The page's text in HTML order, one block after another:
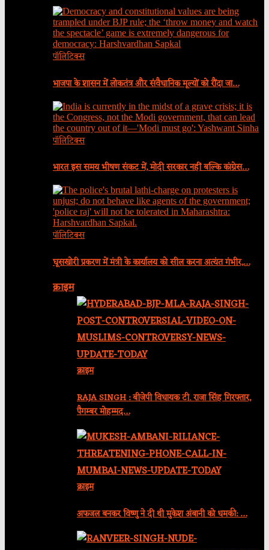
पॉलिटिक्स
भाजपा के शासन में लोकतंत्र और संवैधानिक मूल्यों को रौंदा जा…
पॉलिटिक्स
भारत इस समय भीषण संकट में, मोदी सरकार नहीं बल्कि कांग्रेस…
पॉलिटिक्स
घूसखोरी प्रकरण में मंत्री के कार्यालय को सील करना अत्यंत गंभीर,…
क्राइम
क्राइम
RAJA SINGH : बीजेपी विधायक टी. राजा सिंह गिरफ्तार,
पैगम्बर मोहम्मद…
क्राइम
अफजल बनकर विष्णु ने दी थी मुकेश अंबानी को धमकी: …